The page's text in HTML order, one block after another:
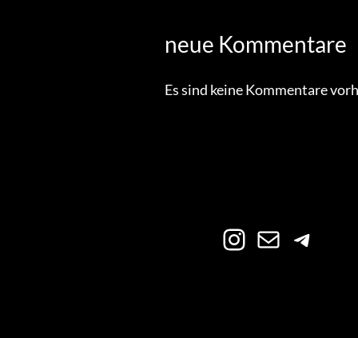
neue Kommentare
Es sind keine Kommentare
Instagram E-Mail Telegram